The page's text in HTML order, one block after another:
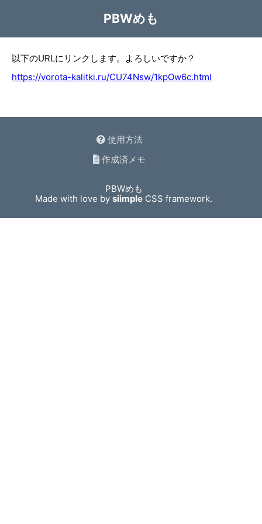
PBWめも
以下のURLにリンクします。よろしいですか？
https://vorota-kalitki.ru/CU74Nsw/1kpOw6c.html
使用方法
作成済メモ
PBWめも
Made with love bysiimple CSS framework.